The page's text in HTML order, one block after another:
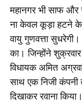
महानगर भी साफ और
ना केवल कूड़ा हटने के
वायु गुणवत्ता
का। जिन्होंने
विधायक अमित
साथ एक निजी कंपनी
दिखाकर रवाना किया।